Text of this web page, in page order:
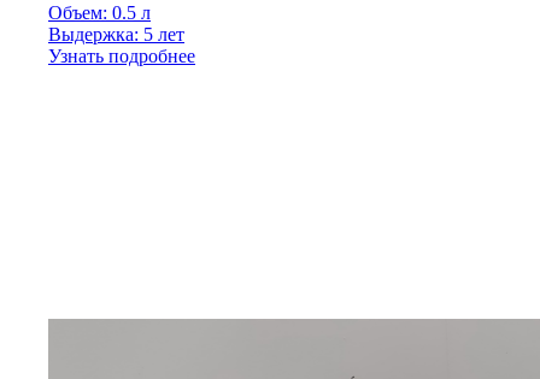
Объем: 0.5 л
Выдержка: 5 лет
Узнать подробнее